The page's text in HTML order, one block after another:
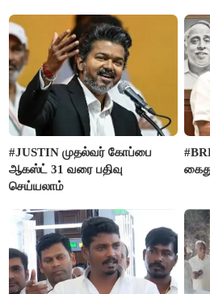
#JUSTIN முதல்வர் கோப்பை
ஆகஸ்ட் 31 வரை பதிவு
செய்யலாம்